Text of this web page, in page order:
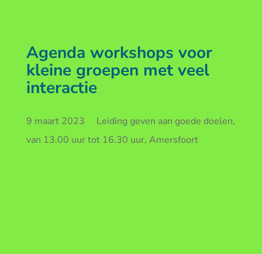
Agenda workshops voor
kleine groepen met veel
interactie
9 maart 2023 Leiding geven aan goede doelen,
van 13.00 uur tot 16.30 uur, Amersfoort